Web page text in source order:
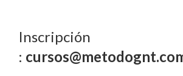
Inscripción
: